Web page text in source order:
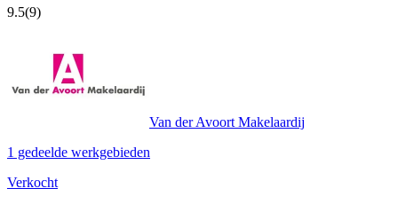
9.5(9)
Van der Avoort Makelaardij
1 gedeelde werkgebieden
Verkocht